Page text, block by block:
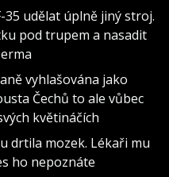
35 udělat úplně jiný stroj.
pod trupem a nasadit
vyhlašována jako
Čechů to ale vůbec
květináčích
drtila mozek. Lékaři mu
ho nepoznáte